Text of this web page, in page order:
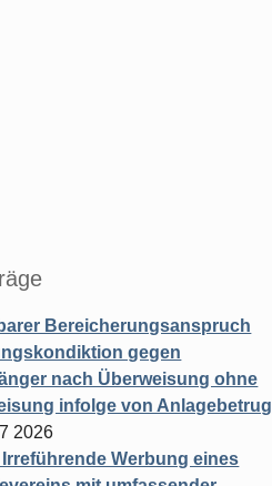
Bereicherungsanspruch
gegen
nach Überweisung ohne
infolge von Anlagebetrug
2026
Werbung eines